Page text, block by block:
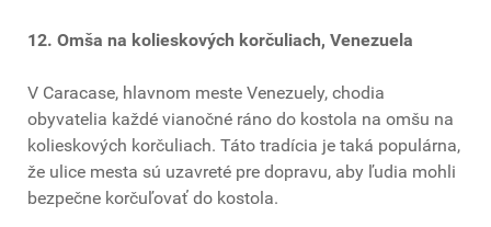
12. Omša na kolieskových korčuliach, Venezuela
V Caracase, hlavnom meste Venezuely, chodia
obyvatelia každé vianočné ráno do kostola na omšu na
kolieskových korčuliach. Táto tradícia je taká populárna,
že ulice mesta sú uzavreté pre dopravu, aby ľudia mohli
bezpečne korčuľovať do kostola.